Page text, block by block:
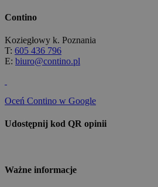
Contino
Koziegłowy k. Poznania
T: 605 436 796
E: biuro@contino.pl
Oceń Contino w Google
Udostępnij kod QR opinii
Ważne informacje